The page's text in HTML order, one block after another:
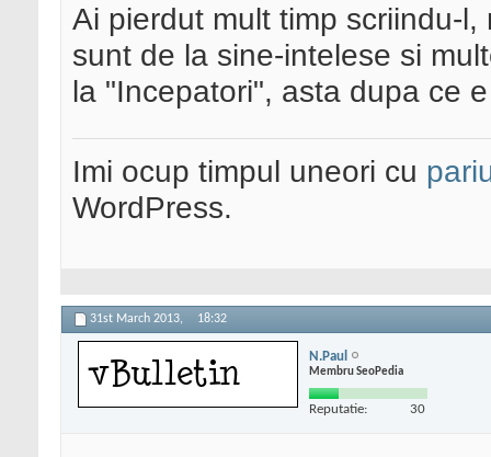
Ai pierdut mult timp scriindu-
sunt de la sine-intelese si
la "Incepatori", asta dupa ce
Imi ocup timpul uneori cu
WordPress.
31st March 2013, 18:32
N.Paul
Membru SeoPedia
Reputatie: 30